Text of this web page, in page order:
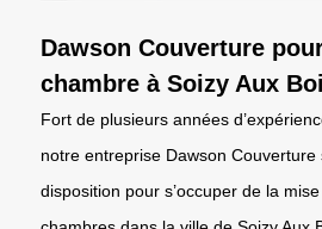
Dawson Couverture
chambre à Soizy Aux
Fort de plusieurs années
notre entreprise Dawson Couverture
disposition pour s’occuper de la